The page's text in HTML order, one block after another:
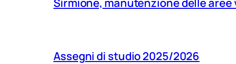
Assegni di studio 2025/2026